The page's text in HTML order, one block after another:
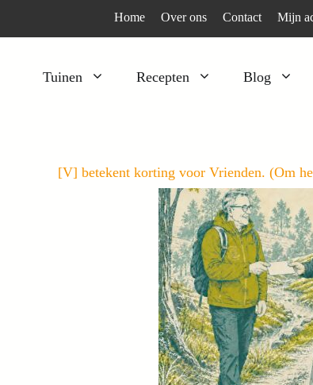
Home Over ons Contact Mijn
Tuinen Recepten Blog
Peulgroenten
Tomaten
Vruchtgewassen
Wortelgroenten
Bladgroenten
[V] betekent korting voor Vrienden. (Om